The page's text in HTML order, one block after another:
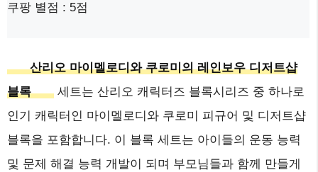
쿠팡 별점 : 5점
산리오 마이멜로디와 쿠로미의 레인보우 디저트샵
블록
세트는 산리오 캐릭터즈 블록시리즈 중 하나로
인기 캐릭터인 마이멜로디와 쿠로미 피규어 및 디저트샵
블록을 포함합니다. 이 블록 세트는 아이들의 운동 능력
및 문제 해결 능력 개발이 되며 부모님들과 함께 만들게